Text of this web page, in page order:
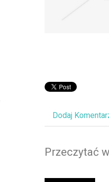
Dodaj
Przeczytać